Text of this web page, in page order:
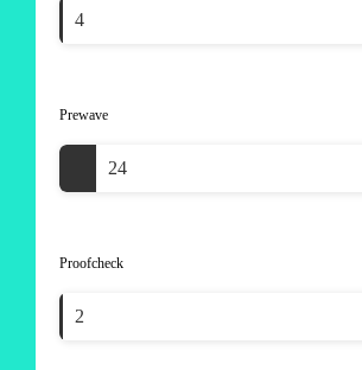
Prewave
Proofcheck